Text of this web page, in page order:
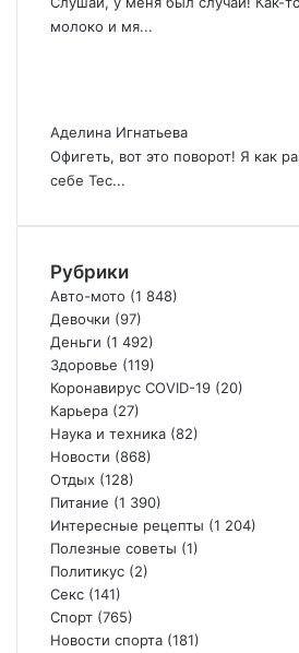
молоко и мя...
Аделина Игнатьева
Офигеть, вот это поворот! Я как
себе Тес...
Рубрики
Авто-мото (1 848)
Девочки (97)
Деньги (1 492)
Здоровье (119)
Коронавирус COVID-19 (20)
Карьера (27)
Наука и техника (82)
Новости (868)
Отдых (128)
Питание (1 390)
Интересные рецепты (1 204)
Полезные советы (1)
Политикус (2)
Секс (141)
Спорт (765)
Новости спорта (181)